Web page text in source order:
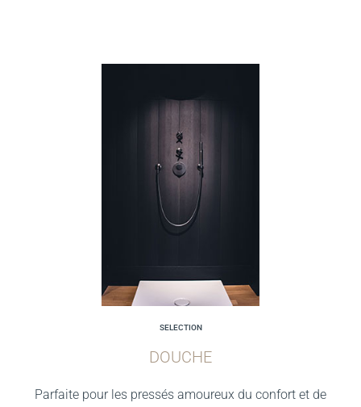
SELECTION
DOUCHE
Parfaite pour les pressés amoureux du confort et de